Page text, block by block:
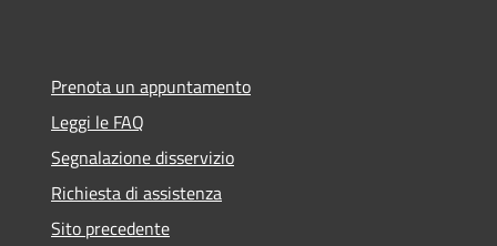
Prenota un appuntamento
Leggi le FAQ
Segnalazione disservizio
Richiesta di assistenza
Sito precedente